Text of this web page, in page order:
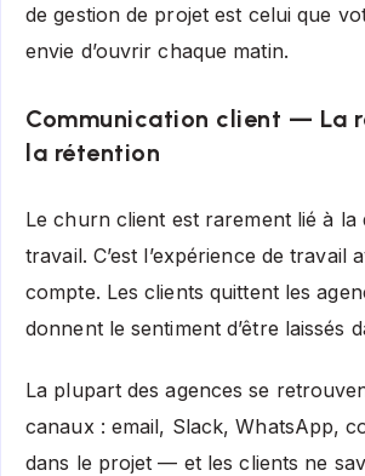
de gestion de projet est celui que
envie d’ouvrir chaque matin.
Communication client — La
la rétention
Le churn client est rarement lié à la
travail. C’est l’expérience de travail
compte. Les clients quittent les
donnent le sentiment d’être laissés
La plupart des agences se
canaux : email, Slack, WhatsApp,
dans le projet — et les clients ne